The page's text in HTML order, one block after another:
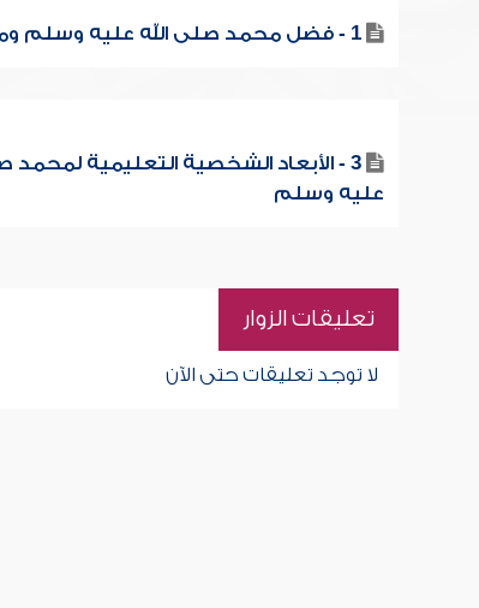
1 - فضل محمد صلى الله عليه وسلم ومزايا أمته
3 - الأبعاد الشخصية التعليمية لمحمد
عليه وسلم
تعليقات الزوار
لا توجد تعليقات حتى الآن